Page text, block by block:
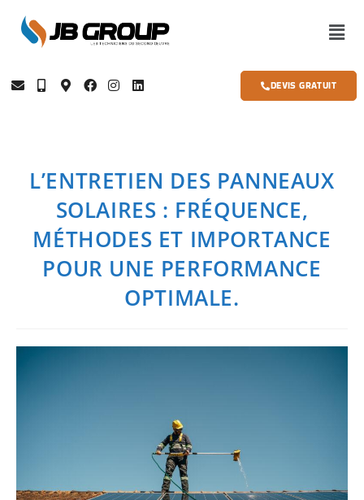
DEVIS GRATUIT
L’ENTRETIEN DES PANNEAUX
SOLAIRES : FRÉQUENCE,
MÉTHODES ET IMPORTANCE
POUR UNE PERFORMANCE
OPTIMALE.